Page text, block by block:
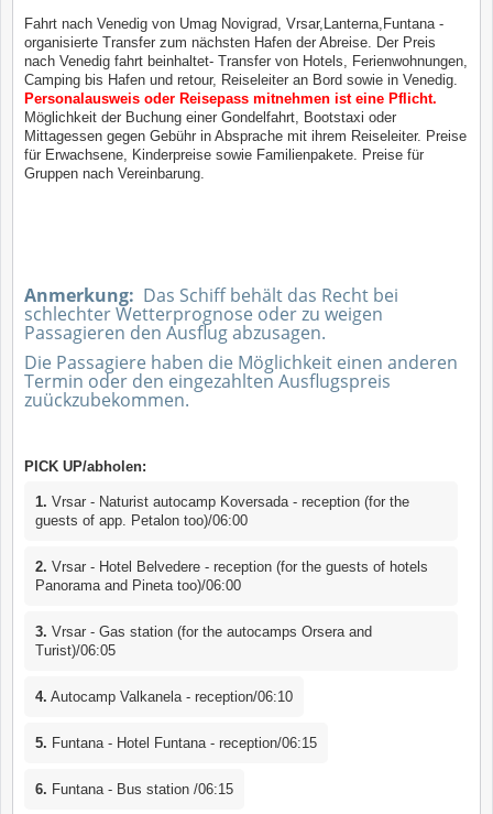
Fahrt nach Venedig von Umag Novigrad, Vrsar,Lanterna,Funtana -
organisierte Transfer zum nächsten Hafen der Abreise. Der Preis
nach Venedig fahrt beinhaltet- Transfer von Hotels, Ferienwohnungen,
Camping bis Hafen und retour, Reiseleiter an Bord sowie in Venedig.
Personalausweis oder Reisepass mitnehmen ist eine Pflicht.
Möglichkeit der Buchung einer Gondelfahrt, Bootstaxi oder
Mittagessen gegen Gebühr in Absprache mit ihrem Reiseleiter. Preise
für Erwachsene, Kinderpreise sowie Familienpakete. Preise für
Gruppen nach Vereinbarung.
Anmerkung: Das Schiff behält das Recht bei
schlechter Wetterprognose oder zu weigen
Passagieren den Ausflug abzusagen.
Die Passagiere haben die Möglichkeit einen anderen
Termin oder den eingezahlten Ausflugspreis
zuückzubekommen.
PICK UP/abholen:
1. Vrsar - Naturist autocamp Koversada - reception (for the
guests of app. Petalon too)/06:00
2. Vrsar - Hotel Belvedere - reception (for the guests of hotels
Panorama and Pineta too)/06:00
3. Vrsar - Gas station (for the autocamps Orsera and
Turist)/06:05
4. Autocamp Valkanela - reception/06:10
5. Funtana - Hotel Funtana - reception/06:15
6. Funtana - Bus station /06:15